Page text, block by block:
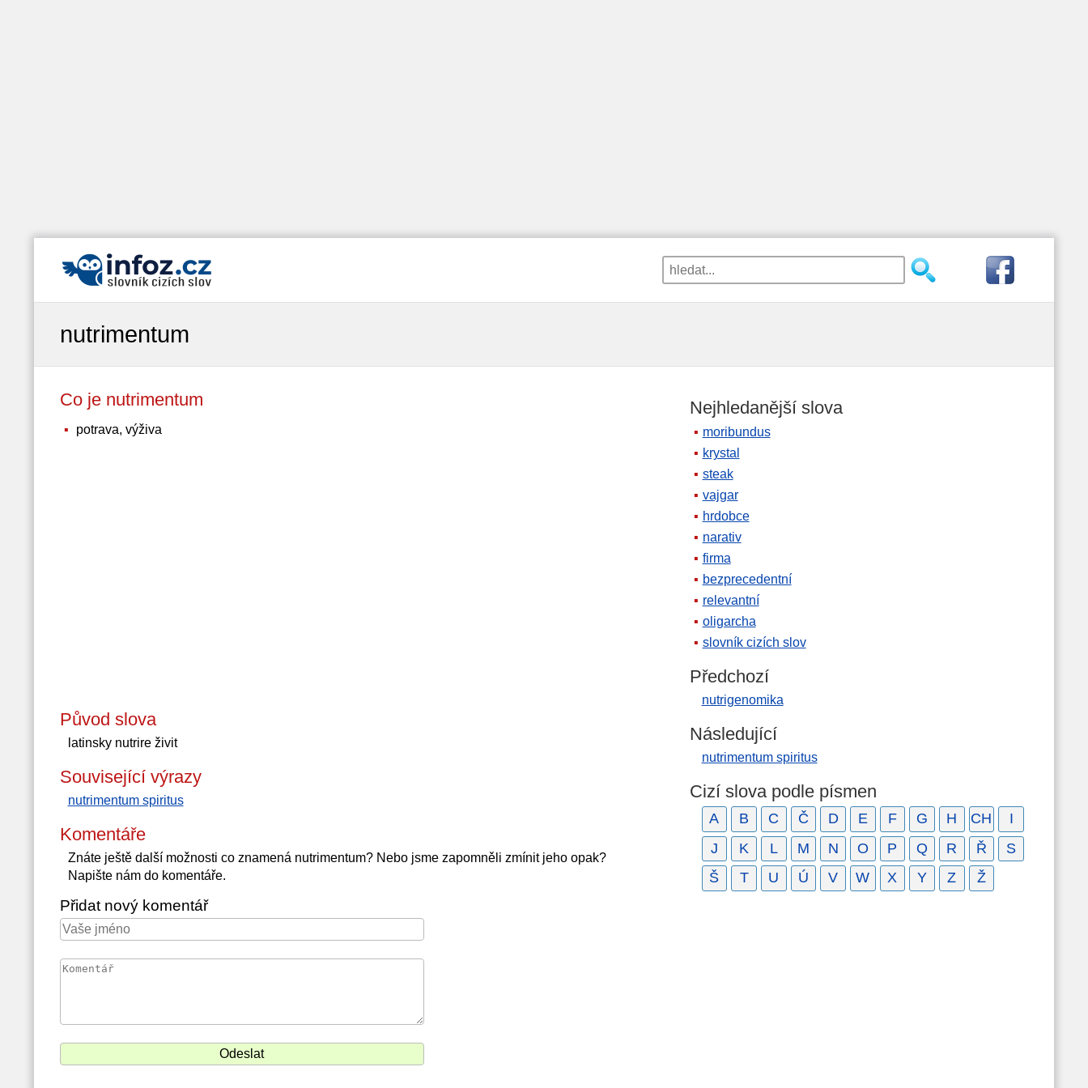
nutrimentum
Co je nutrimentum
potrava, výživa
Původ slova
latinsky nutrire živit
Související výrazy
nutrimentum spiritus
Komentáře
Znáte ještě další možnosti co znamená nutrimentum? Nebo jsme zapomněli zmínit jeho opak?
Napište nám do komentáře.
Přidat nový komentář
Nejhledanější slova
moribundus
krystal
steak
vajgar
hrdobce
narativ
firma
bezprecedentní
relevantní
oligarcha
slovník cizích slov
Předchozí
nutrigenomika
Následující
nutrimentum spiritus
Cizí slova podle písmen
A B C Č D E F G H CH
I
J
K L M N O P Q R Ř
S
Š
T U Ú V W X Y Z Ž